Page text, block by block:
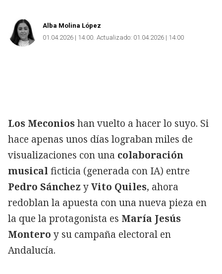
Alba Molina López
01.04.2026 | 14:00 Actualizado: 01.04.2026 | 14:00
Los Meconioshan vuelto a hacer lo suyo. Si
hace apenas unos días lograban miles de
visualizaciones con una colaboración
musical ficticia (generada con IA) entre
Pedro Sánchez yVito Quiles, ahora
redoblan la apuesta con una nueva pieza en
la que la protagonista es María Jesús
Montero y su campaña electoral en
Andalucía.